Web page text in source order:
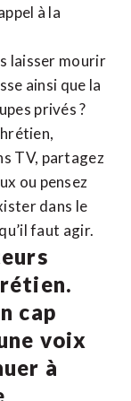
à la
laisser mourir
ainsi que la
privés ?
TV, partagez
ou pensez
dans le
faut agir.
cap
voix
à